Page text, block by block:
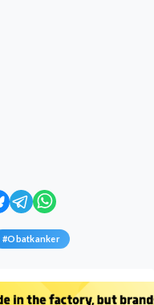
#Obatkanker